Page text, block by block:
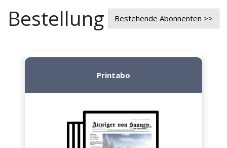
Bestellung Bestehende Abonnenten >>
Printabo